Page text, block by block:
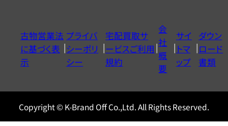
ヤ
ル
0120604117
古物営業法
に基づく表
示
プライバ
シーポリ
シー
宅配買取サ
ービスご利用
規約
会
社
概
要
サイ
トマ
ップ
ダウン
ロード
書類
Copyright © K-Brand Off Co.,Ltd. All Rights Reserved.